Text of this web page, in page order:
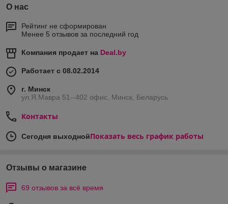
О нас
Рейтинг не сформирован
Менее 5 отзывов за последний год
Компания продает на Deal.by
Работает с 08.02.2014
г. Минск
ул.Я.Мавра 51--402 офис, Минск, Беларусь
Контакты
Сегодня выходнойПоказать весь график работы
Отзывы о магазине
69 отзывов за всё время